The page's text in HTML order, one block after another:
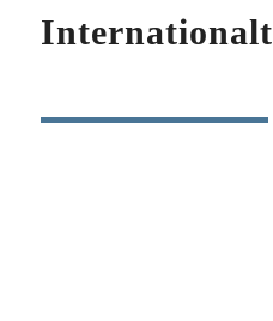
Internationalt